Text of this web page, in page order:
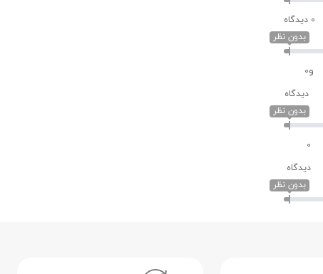
دارد
فارسی
0 دیدگاه
بدون نظر
و0
دیدگاه
بدون نظر
0
دیدگاه
بدون نظر